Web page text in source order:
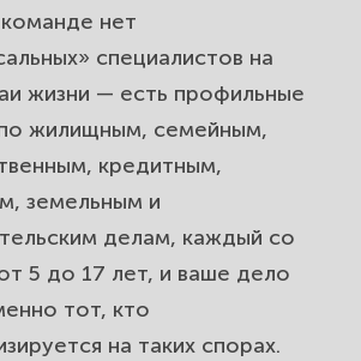
нет
специалистов на
жизни — есть профильные
жилищным, семейным,
кредитным,
земельным и
делам, каждый со
5 до 17 лет, и ваше дело
тот, кто
на таких спорах.